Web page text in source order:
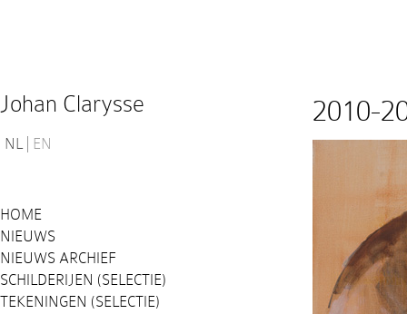
Johan Clarysse
NL EN
HOME
NIEUWS
NIEUWS ARCHIEF
SCHILDERIJEN (SELECTIE)
TEKENINGEN (SELECTIE)
2010-